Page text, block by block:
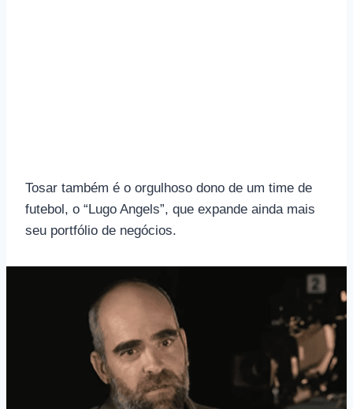
Tosar também é o orgulhoso dono de um time de
futebol, o “Lugo Angels”, que expande ainda mais
seu portfólio de negócios.